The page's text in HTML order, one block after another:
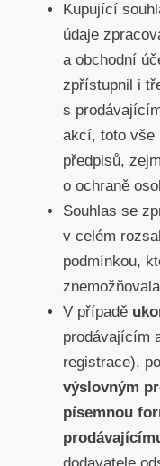
Kupující
údaje
a obchodní
zpřístupnil i
s
akcí, toto vše
předpisů,
o ochraně
Souhlas se
v celém
podmínkou,
V případě
prodávajícím
registrace),
výslovným
písemnou